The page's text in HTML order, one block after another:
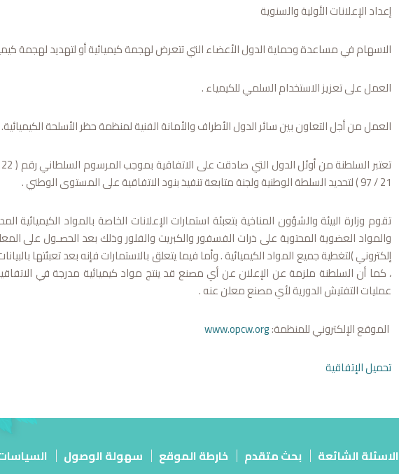
إعداد الإعلانات الأولية والسنوية
الاسهام في مساعدة وحماية الدول الأعضاء التي تتعرض لهجمة كيميائية أو لتهديد لهجمة
العمل على تعزيز الاستخدام السلمي للكيمياء .
العمل من أجل التعاون بين سائر الدول الأطراف والأمانة الفنية لمنظمة حظر الأسلحة الكيميائية.
21 / 97 ) لتحديد السلطة الوطنية ولجنة متابعة تنفيذ بنود الاتفاقية على المستوى الوطني .
والمواد العضوية المحتوية على ذرات الفسفور والكبريت والفلور وذلك بعد الحصـول على
إلكتروني )لتغطية جميع المواد الكيميائية . وأما فيما يتعلق بالاستمارات فإنه بعد تعبئتها
، كما أن السلطنة ملزمة عن الإعلان عن أي مصنع قد ينتج مواد كيميائية مدرجة في
عمليات التفتيش الدورية لأي مصنع معلن عنه .
الموقع الإلكتروني للمنظمة:www.opcw.org
تحميل الإتفاقية
الاسئلة الشائعة بحث متقدم خارطة الموقع سهولة الوصول